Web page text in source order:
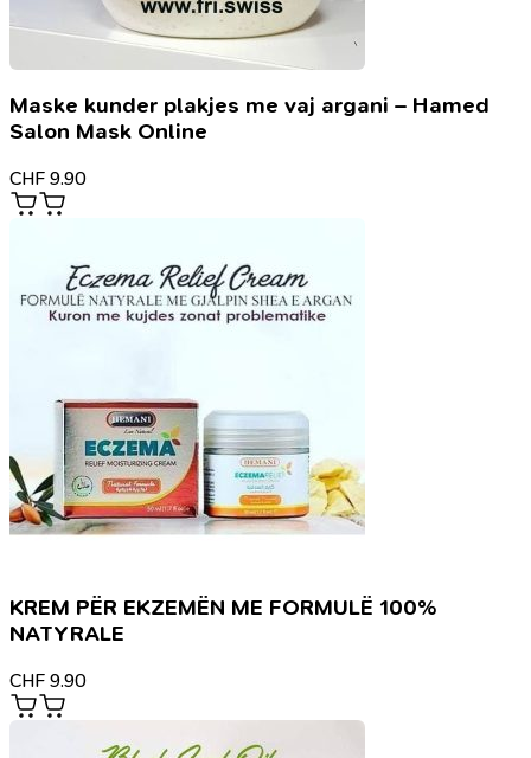
Maske kunder plakjes me vaj argani – Hamed
Salon Mask Online
CHF 9.90
KREM PËR EKZEMËN ME FORMULË 100%
NATYRALE
CHF 9.90